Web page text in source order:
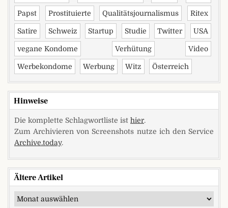
Papst Prostituierte Qualitätsjournalismus Ritex
Satire Schweiz Startup Studie Twitter USA
vegane Kondome Verhütung Video
Werbekondome Werbung Witz Österreich
Hinweise
Die komplette Schlagwortliste ist hier.
Zum Archivieren von Screenshots nutze ich den Service
Archive.today.
Ältere Artikel
Ältere Artikel